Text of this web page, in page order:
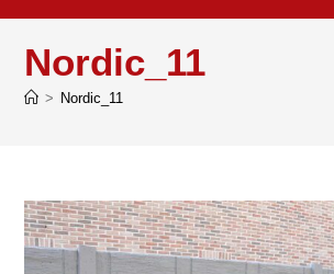
Nordic_11
> Nordic_11